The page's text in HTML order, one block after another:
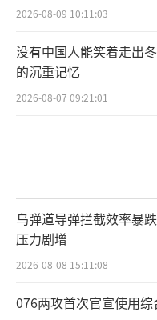
2026-08-09 10:11:03
没有中国人能笑着走出
的沉重记忆
2026-08-07 09:21:01
乌弹道导弹拦截效率暴
压力剧增
2026-08-08 15:11:08
076两攻首次官宣使用综